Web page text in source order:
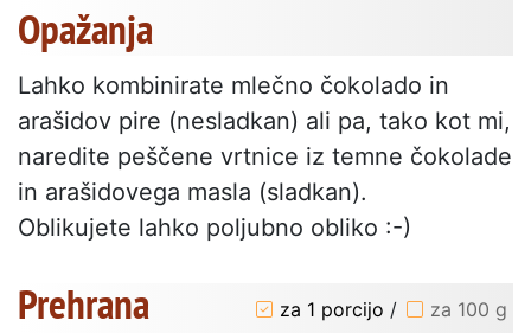
Opažanja
Lahko kombinirate mlečno čokolado in
arašidov pire (nesladkan) ali pa, tako kot mi,
naredite peščene vrtnice iz temne čokolade
in arašidovega masla (sladkan).
Oblikujete lahko poljubno obliko :-)
Prehrana za 1 porcijo / za 100 g